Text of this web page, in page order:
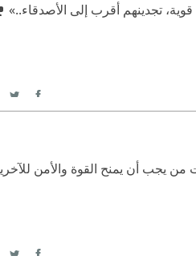
تجدينهم أقرب إلى الأصدقاء..»
من يجب أن يمنح القوة والأمن